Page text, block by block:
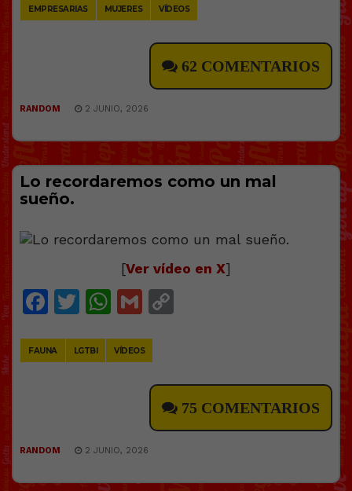
EMPRESARIAS MUJERES VÍDEOS
62 COMENTARIOS
RANDOM 2 JUNIO, 2026
Lo recordaremos como un mal
sueño.
[Ver vídeo en X]
Facebook
Twitter
WhatsApp
Gmail
FAUNA LGTBI VÍDEOS
75 COMENTARIOS
RANDOM 2 JUNIO, 2026